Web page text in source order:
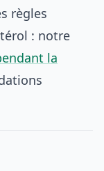
règles
: notre
la